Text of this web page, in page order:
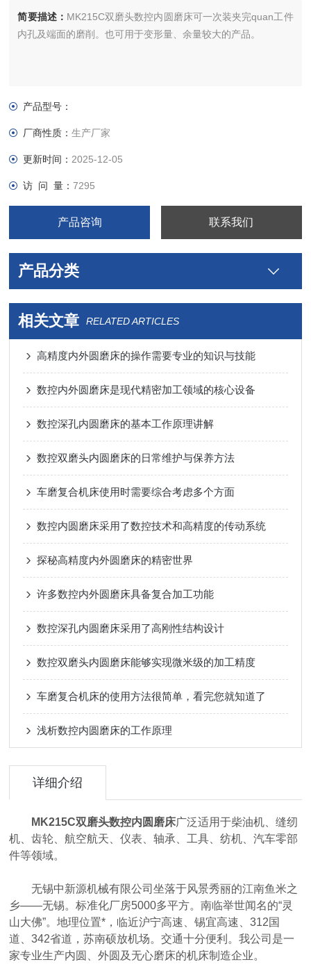
简要描述： MK215C双磨头数控内圆磨床可一次装夹完quan工件
内孔及端面的磨削。也可用于变形量、余量较大的产品。
产品型号：
厂商性质：生产厂家
更新时间： 2025-12-05
访 问 量：7295
产品咨询 联系我们
产品分类
相关文章 RELATED ARTICLES
高精度内外圆磨床的操作需要专业的知识与技能
数控内外圆磨床是现代精密加工领域的核心设备
数控深孔内圆磨床的基本工作原理讲解
数控双磨头内圆磨床的日常维护与保养方法
车磨复合机床使用时需要综合考虑多个方面
数控内圆磨床采用了数控技术和高精度的传动系统
探秘高精度内外圆磨床的精密世界
许多数控内外圆磨床具备复合加工功能
数控深孔内圆磨床采用了高刚性结构设计
数控双磨头内圆磨床能够实现微米级的加工精度
车磨复合机床的使用方法很简单，看完您就知道了
浅析数控内圆磨床的工作原理
详细介绍
MK215C双磨头数控内圆磨床广泛适用于柴油机、缝纫
机、齿轮、航空航天、仪表、轴承、工具、纺机、汽车零部
件等领域。
无锡中新源机械有限公司坐落于风景秀丽的江南鱼米之
乡——无锡。标准化厂房5000多平方。南临举世闻名的“灵
山大佛”。地理位置*，临近沪宁高速、锡宜高速、312国
道、342省道，苏南硕放机场。交通十分便利。我公司是一
家专业生产内圆、外圆及无心磨床的机床制造企业。